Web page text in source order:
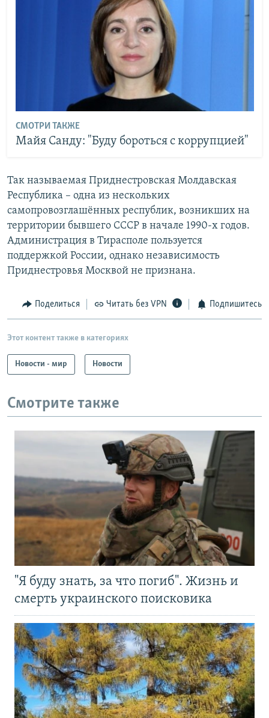
СМОТРИ ТАКЖЕ
Майя Санду: "Буду бороться с коррупцией"
Так называемая Приднестровская Молдавская
Республика – одна из нескольких
самопровозглашённых республик, возникших на
территории бывшего СССР в начале 1990-х годов.
Администрация в Тирасполе пользуется
поддержкой России, однако независимость
Приднестровья Москвой не признана.
Поделиться Читать без VPN Подпишитесь
Этот контент также в категориях
Новости - мир Новости
Смотрите также
"Я буду знать, за что погиб". Жизнь и
смерть украинского поисковика